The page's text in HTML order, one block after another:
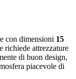
con dimensioni 15
richiede attrezzature
di buon design,
piacevole di